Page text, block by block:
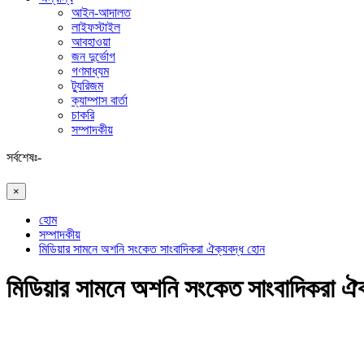
আইন-আদালত
লাইফস্টাইল
আবহাওয়া
জন দুর্ভোগ
গণমাধ্যম
ট্যুরিজম
ক্যাম্পাস বার্তা
চাকরি
সম্পাদকীয়
সর্বশেষঃ-
×
হোম
সম্পাদকীয়
মিডিয়ার সামনে অশনি সংকেত সাংবাদিকরা ঐক্যবদ্ধ হোন
মিডিয়ার সামনে অশনি সংকেত সাংবাদিকরা